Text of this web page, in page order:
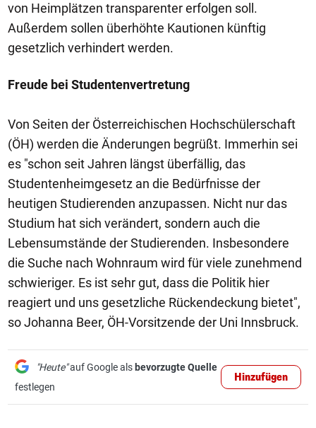
von Heimplätzen transparenter erfolgen soll.
Außerdem sollen überhöhte Kautionen künftig
gesetzlich verhindert werden.
Freude bei Studentenvertretung
Von Seiten der Österreichischen Hochschülerschaft
(ÖH) werden die Änderungen begrüßt. Immerhin sei
es "schon seit Jahren längst überfällig, das
Studentenheimgesetz an die Bedürfnisse der
heutigen Studierenden anzupassen. Nicht nur das
Studium hat sich verändert, sondern auch die
Lebensumstände der Studierenden. Insbesondere
die Suche nach Wohnraum wird für viele zunehmend
schwieriger. Es ist sehr gut, dass die Politik hier
reagiert und uns gesetzliche Rückendeckung bietet",
so Johanna Beer, ÖH-Vorsitzende der Uni Innsbruck.
"Heute"auf Google als bevorzugte Quelle
festlegen
Hinzufügen